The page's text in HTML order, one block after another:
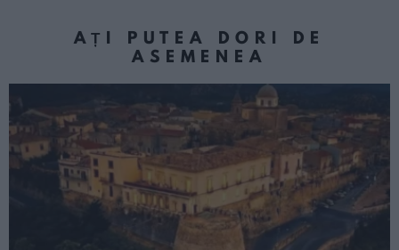
AȚI PUTEA DORI DE
ASEMENEA